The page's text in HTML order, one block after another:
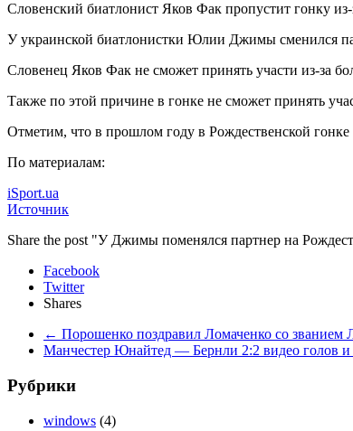
Словенский биатлонист Яков Фак пропустит гонку из-
У украинской биатлонистки Юлии Джимы сменился
Словенец Яков Фак не сможет принять участи из-за
Также по этой причине в гонке не сможет принять
Отметим, что в прошлом году в Рождественской
По материалам:
iSport.ua
Источник
Share the post "У Джимы поменялся партнер на
Facebook
Twitter
Shares
← Порошенко поздравил Ломаченко со званием
Манчестер Юнайтед — Бернли 2:2 видео голов и
Рубрики
windows (4)